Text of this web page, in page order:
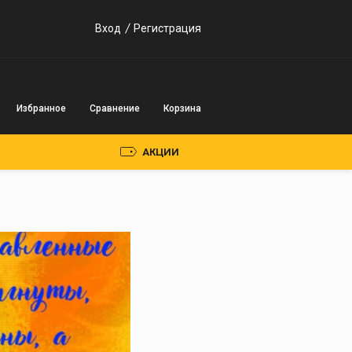
Вход Регистрация
Избранное Сравнение Корзина
Пускозарядные
устройства
Инверторного типа
Трансформаторного
типа
АКЦИИ